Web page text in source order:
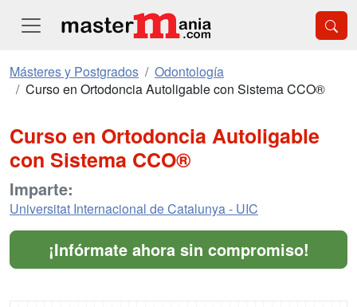
Másteres y Postgrados
Odontología
Curso en Ortodoncia Autoligable con Sistema CCO®
Curso en Ortodoncia Autoligable
con Sistema CCO®
Imparte:
Universitat Internacional de Catalunya - UIC
¡Infórmate ahora sin compromiso!